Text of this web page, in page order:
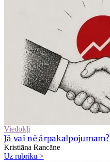
Viedokļi
Jā vai nē ārpakalpojumam?
Kristiāna Rancāne
Uz rubriku >